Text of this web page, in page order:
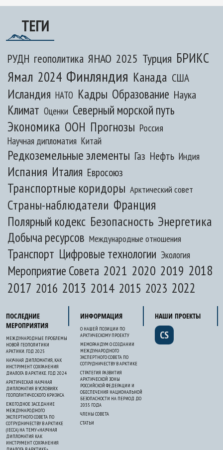
ТЕГИ
РУДН геополитика ЯНАО 2025 Турция БРИКС
Ямал 2024 Финляндия Канада США
Исландия НАТО Кадры Образование Наука
Климат Оценки Северный морской путь
Экономика ООН Прогнозы Россия
Научная дипломатия Китай
Редкоземельные элементы Газ Нефть Индия
Испания Италия Евросоюз
Транспортные коридоры Арктический совет
Страны-наблюдатели Франция
Полярный кодекс Безопасность Энергетика
Добыча ресурсов Международные отношения
Транспорт Цифровые технологии Экология
Мероприятие Совета 2021 2020 2019 2018
2017 2016 2013 2014 2015 2023 2022
ПОСЛЕДНИЕ
МЕРОПРИЯТИЯ
МЕЖДУНАРОДНЫЕ ПРОБЛЕМЫ
НОВОЙ ГЕОПОЛИТИКИ
АРКТИКИ. ГОД 2025
НАУЧНАЯ ДИПЛОМАТИЯ, КАК
ИНСТРУМЕНТ СОХРАНЕНИЯ
ДИАЛОГА В АРКТИКЕ. ГОД 2024
АРКТИЧЕСКАЯ НАУЧНАЯ
ДИПЛОМАТИЯ В УСЛОВИЯХ
ГЕОПОЛИТИЧЕСКОГО КРИЗИСА
ЕЖЕГОДНОЕ ЗАСЕДАНИЕ
МЕЖДУНАРОДНОГО
ЭКСПЕРТНОГО СОВЕТА ПО
СОТРУДНИЧЕСТВУ В АРКТИКЕ
(IECCA) НА ТЕМУ «НАУЧНАЯ
ДИПЛОМАТИЯ КАК
ИНСТРУМЕНТ СОХРАНЕНИЯ
ИНФОРМАЦИЯ
О НАШЕЙ ПОЗИЦИИ ПО
АРКТИЧЕСКОМУ ПРОЕКТУ
МЕМОРАНДУМ О СОЗДАНИИ
МЕЖДУНАРОДНОГО
ЭКСПЕРТНОГО СОВЕТА ПО
СОТРУДНИЧЕСТВУ В АРКТИКЕ
СТРАТЕГИЯ РАЗВИТИЯ
АРКТИЧЕСКОЙ ЗОНЫ
РОССИЙСКОЙ ФЕДЕРАЦИИ И
ОБЕСПЕЧЕНИЯ НАЦИОНАЛЬНОЙ
БЕЗОПАСНОСТИ НА ПЕРИОД ДО
2035 ГОДА
ЧЛЕНЫ СОВЕТА
СТАТЬИ
НАШИ ПРОЕКТЫ
CS